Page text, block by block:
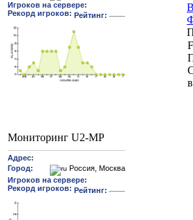
Мониторинг U2-MP